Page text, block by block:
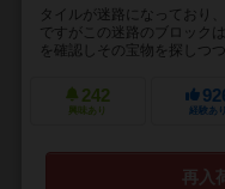
タイルが迷路になっており
ですがこの迷路のブロック
を確認しその宝物を探しつ
242
興味あり 経験あり
再入